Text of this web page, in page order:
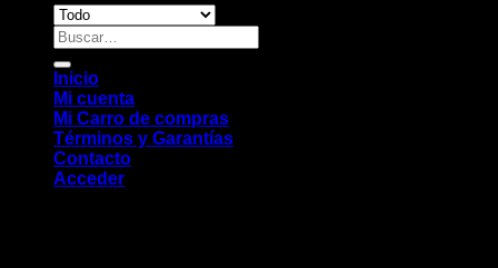
Buscar
por:
Inicio
Mi cuenta
Mi Carro de compras
Términos y Garantías
Contacto
Acceder